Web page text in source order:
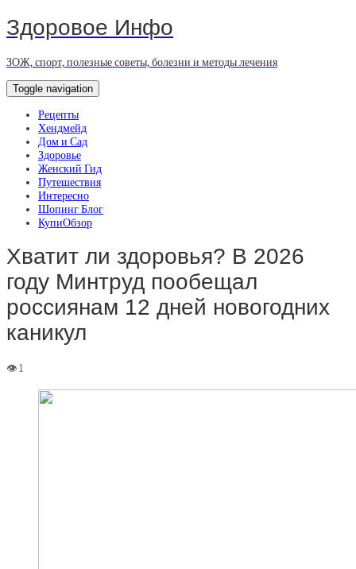
Здоровое Инфо
ЗОЖ, спорт, полезные советы, болезни и методы лечения
Toggle navigation
Рецепты
Хендмейд
Дом и Сад
Здоровье
Женский Гид
Путешествия
Интересно
Шопинг Блог
КупиОбзор
Хватит ли здоровья? В 2026
году Минтруд пообещал
россиянам 12 дней новогодних
каникул